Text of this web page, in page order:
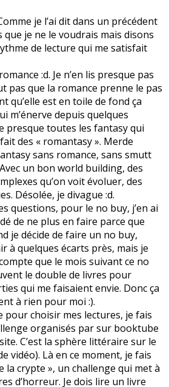
je l’ai dit dans un précédent
que je ne le voudrais mais disons
de lecture qui me satisfait
:d. Je n’en lis presque pas
pas que la romance prenne le pas
qu’elle est en toile de fond ça
m’énerve depuis quelques
presque toutes les fantasy qui
des « romantasy ». Merde
sans romance, sans smutt
un bon world building, des
qu’on voit évoluer, des
Désolée, je divague :d.
questions, pour le no buy, j’en ai
de ne plus en faire parce que
je décide de faire un no buy,
à quelques écarts près, mais je
que le mois suivant ce no
le double de livres pour
qui me faisaient envie. Donc ça
à rien pour moi :).
pour choisir mes lectures, je fais
organisés par sur booktube
C’est la sphère littéraire sur le
vidéo). Là en ce moment, je fais
la crypte », un challenge qui met à
d’horreur. Je dois lire un livre